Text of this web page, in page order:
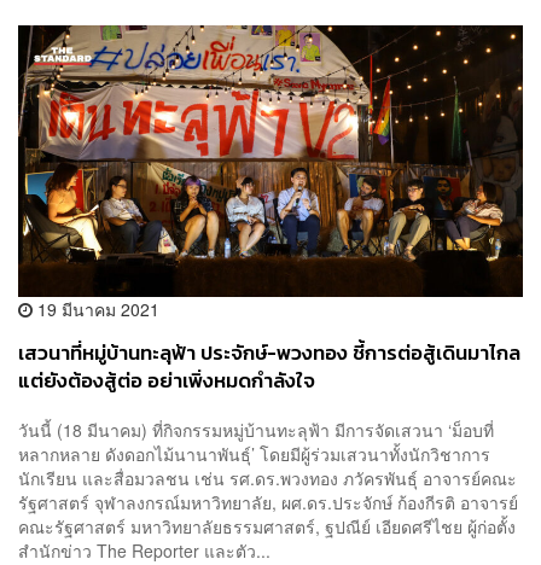
19 มีนาคม 2021
เสวนาที่หมู่บ้านทะลุฟ้า ประจักษ์-พวงทอง ชี้การต่อสู้เดินมาไกล
แต่ยังต้องสู้ต่อ อย่าเพิ่งหมดกำลังใจ
วันนี้ (18 มีนาคม) ที่กิจกรรมหมู่บ้านทะลุฟ้า มีการจัดเสวนา ‘ม็อบที่
หลากหลาย ดังดอกไม้นานาพันธุ์’ โดยมีผู้ร่วมเสวนาทั้งนักวิชาการ
นักเรียน และสื่อมวลชน เช่น รศ.ดร.พวงทอง ภวัครพันธุ์ อาจารย์คณะ
รัฐศาสตร์ จุฬาลงกรณ์มหาวิทยาลัย, ผศ.ดร.ประจักษ์ ก้องกีรติ อาจารย์
คณะรัฐศาสตร์ มหาวิทยาลัยธรรมศาสตร์, ฐปณีย์ เอียดศรีไชย ผู้ก่อตั้ง
สำนักข่าว The Reporter และตัว...